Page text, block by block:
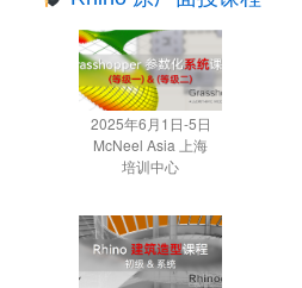
2025年6月1日-5日
McNeel Asia 上海
培训中心